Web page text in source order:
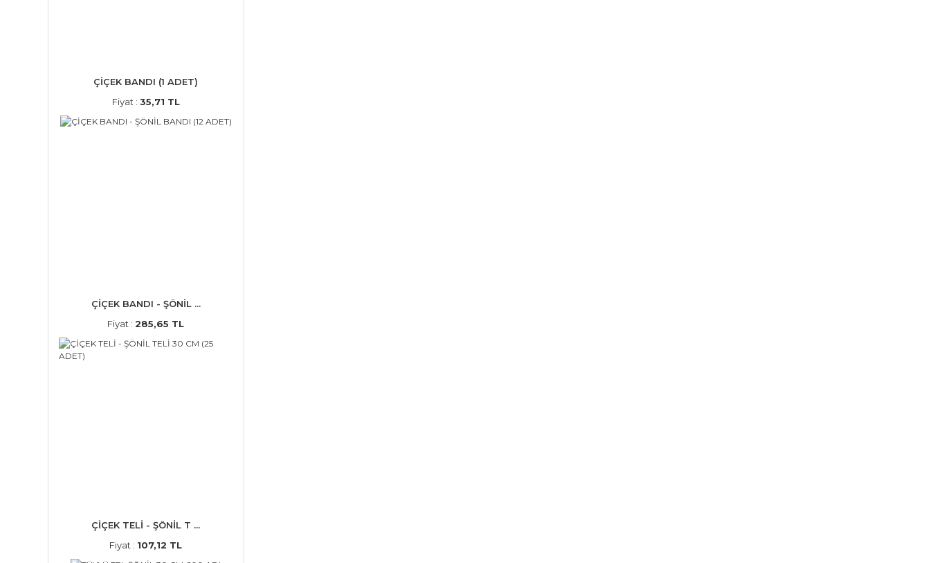
ÇİÇEK BANDI (1 ADET)
Fiyat : 35,71 TL
ÇİÇEK BANDI - ŞÖNİL ...
Fiyat :285,65 TL
ÇİÇEK TELİ - ŞÖNİL T ...
Fiyat : 107,12 TL